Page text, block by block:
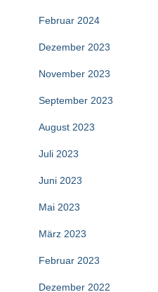
Februar 2024
Dezember 2023
November 2023
September 2023
August 2023
Juli 2023
Juni 2023
Mai 2023
März 2023
Februar 2023
Dezember 2022